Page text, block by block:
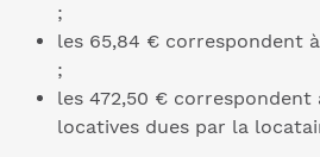
;
les 65,84 € correspondent
;
les 472,50 € correspondent
locatives dues par la